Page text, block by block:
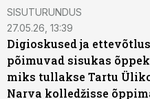
ST
SISUTURUNDUS
27.05.26, 13:39
Digioskused ja ettevõtlus
põimuvad sisukas
miks tullakse Tartu
Narva kolledžisse